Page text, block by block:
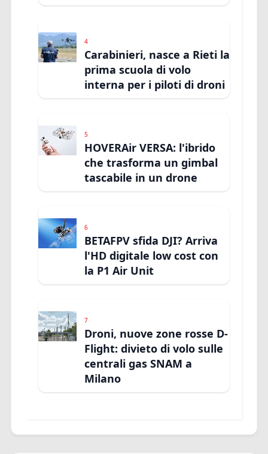
4
Carabinieri, nasce a Rieti la
prima scuola di volo
interna per i piloti di droni
5
HOVERAir VERSA: l'ibrido
che trasforma un gimbal
tascabile in un drone
6
BETAFPV sfida DJI? Arriva
l'HD digitale low cost con
la P1 Air Unit
7
Droni, nuove zone rosse D-
Flight: divieto di volo sulle
centrali gas SNAM a
Milano